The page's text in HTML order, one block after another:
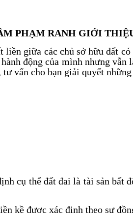
PHẠM RANH GIỚI
liền giữa các chủ sở hữu đất
động của mình nhưng
tư vấn cho bạn giải quyết
cụ thể đất đai là tài sản
kề được xác định theo sự